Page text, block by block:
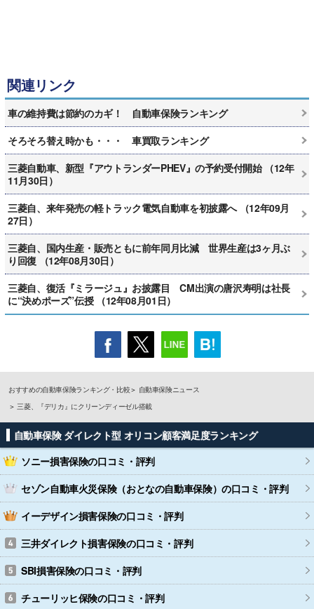
関連リンク
車の維持費は節約のカギ！ 自動車保険ランキング
そろそろ替え時かも・・・ 車買取ランキング
三菱自動車、新型『アウトランダーPHEV』の予約受付開始 （12年
11月30日）
三菱自、来年発売の軽トラック電気自動車を初披露へ （12年09月
27日）
三菱自、国内生産・販売ともに前年同月比減 世界生産は3ヶ月ぶ
り回復 （12年08月30日）
三菱自、復活『ミラージュ』お披露目 CM出演の唐沢寿明は社長
に“決めポーズ”伝授 （12年08月01日）
おすすめの自動車保険ランキング・比較
自動車保険ニュース
三菱、『デリカ』にクリーンディーゼル搭載
自動車保険 ダイレクト型 オリコン顧客満足度ランキング
ソニー損害保険の口コミ・評判
セゾン自動車火災保険（おとなの自動車保険）の口コミ・評判
イーデザイン損害保険の口コミ・評判
三井ダイレクト損害保険の口コミ・評判
SBI損害保険の口コミ・評判
チューリッヒ保険の口コミ・評判